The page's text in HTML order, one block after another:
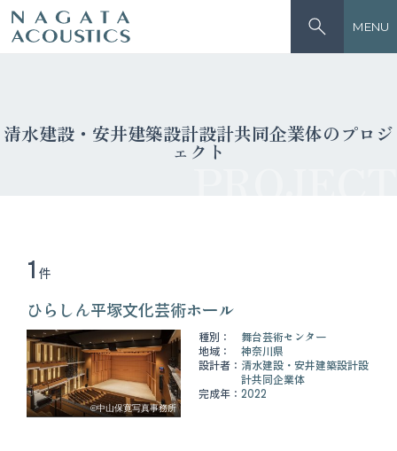
MENU
清水建設・安井建築設計設計共同企業体のプロジ
ェクト
1 件
©中山保寛写真事務所
ひらしん平塚文化芸術ホール
種別：
舞台芸術センター
地域：
神奈川県
設計者： 清水建設・安井建築設計設
計共同企業体
完成年： 2022